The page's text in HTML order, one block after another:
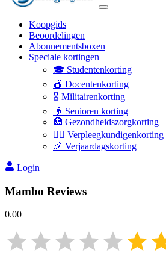
Koopgids
Beoordelingen
Abonnementsboxen
Speciale kortingen
🎓 Studentenkorting
🍎 Docentenkorting
🎖️ Militairenkorting
👴 Senioren korting
🏥 Gezondheidszorgkorting
👩‍⚕️ Verpleegkundigenkorting
🎉 Verjaardagskorting
Login
Mambo Reviews
0.00